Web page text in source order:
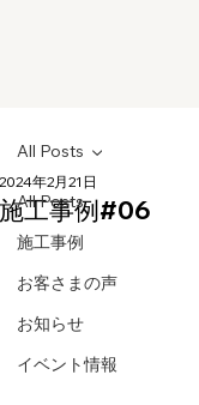
All Posts
施工事例
お客さまの声
お知らせ
イベント情報
All Posts
工事例#06
年2月21日